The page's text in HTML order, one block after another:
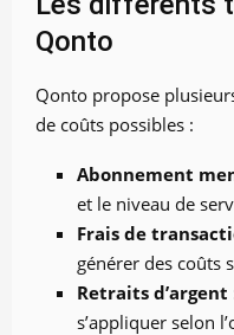
Qonto
Qonto propose
de coûts possibles :
Abonnement
et le niveau de
Frais de
générer des coûts
Retraits d’argent
s’appliquer selon